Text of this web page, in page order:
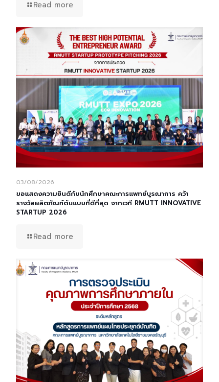
Read more
03/08/2026
ขอแสดงความยินดีกับนักศึกษาคณะการแพทย์บูรณาการ คว้า
รางวัลผลิตภัณฑ์ต้นแบบที่ดีที่สุด จากเวที RMUTT INNOVATIVE
STARTUP 2026
Read more